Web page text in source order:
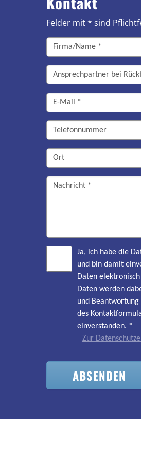
Felder mit * sind
Ja, ich habe die
und bin damit
Daten
Daten werden
und
des
einverstanden. *
Zur
ABSENDEN